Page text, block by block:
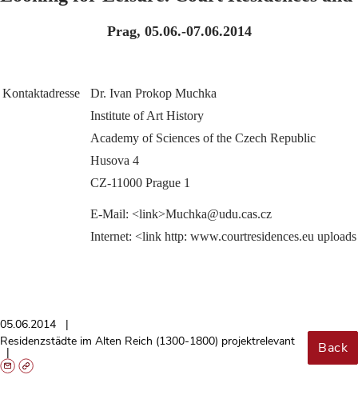
Prag, 05.06.-07.06.2014
Kontaktadresse
Dr. Ivan Prokop Muchka
Institute of Art History
Academy of Sciences of the Czech Republic
Husova 4
CZ-11000 Prague 1
E-Mail: <link>Muchka@udu.cas.cz
Internet: <link http: www.courtresidences.eu
05.06.2014
Residenzstädte im Alten Reich (1300-1800) projektrelevant
Back